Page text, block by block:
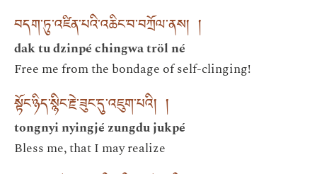
བདག་ཏུ་འཛིན་པའི་འཆིང་བ་བཀྲོལ་ནས། །
dak tu dzinpé chingwa tröl né
Free me from the bondage of self-clinging!
སྟོང་ཉིད་སྙིང་རྗེ་ཟུང་དུ་འཇུག་པའི། །
tongnyi nyingjé zungdu jukpé
Bless me, that I may realize